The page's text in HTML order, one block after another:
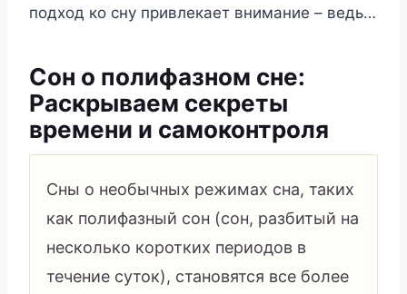
подход ко сну привлекает внимание – ведь…
Сон о полифазном сне:
Раскрываем секреты
времени и самоконтроля
Сны о необычных режимах сна, таких
как полифазный сон (сон, разбитый на
несколько коротких периодов в
течение суток), становятся все более